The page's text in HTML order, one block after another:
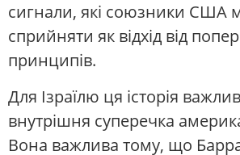
сигнали, які союзники США
сприйняти як відхід від
принципів.
Для Ізраїлю ця історія
внутрішня суперечка
Вона важлива тому, що